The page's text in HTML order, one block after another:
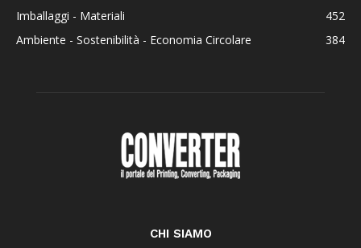
Imballaggi - Materiali
452
Ambiente - Sostenibilità - Economia Circolare
384
CHI SIAMO